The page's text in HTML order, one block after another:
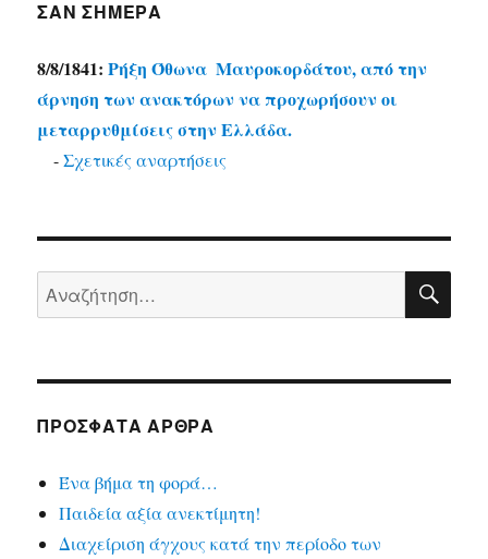
ΣΑΝ ΣΉΜΕΡΑ
8/8/1841:Ρήξη Όθωνα  Μαυροκορδάτου, από την
άρνηση των ανακτόρων να προχωρήσουν οι
μεταρρυθμίσεις στην Ελλάδα.
-Σχετικές αναρτήσεις
Αναζήτηση
για:
ΠΡΟΣΦΑΤΑ ΑΡΘΡΑ
Ένα βήμα τη φορά…
Παιδεία αξία ανεκτίμητη!
Διαχείριση άγχους κατά την περίοδο των